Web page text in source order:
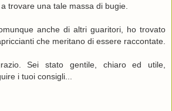
trovare una tale massa di bugie.
anche di altri guaritori, ho trovato
che meritano di essere raccontate.
Sei stato gentile, chiaro ed utile,
i tuoi consigli...